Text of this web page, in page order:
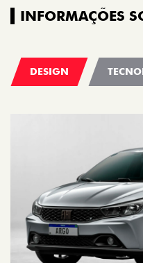
INFORMAÇÕES
DESIGN